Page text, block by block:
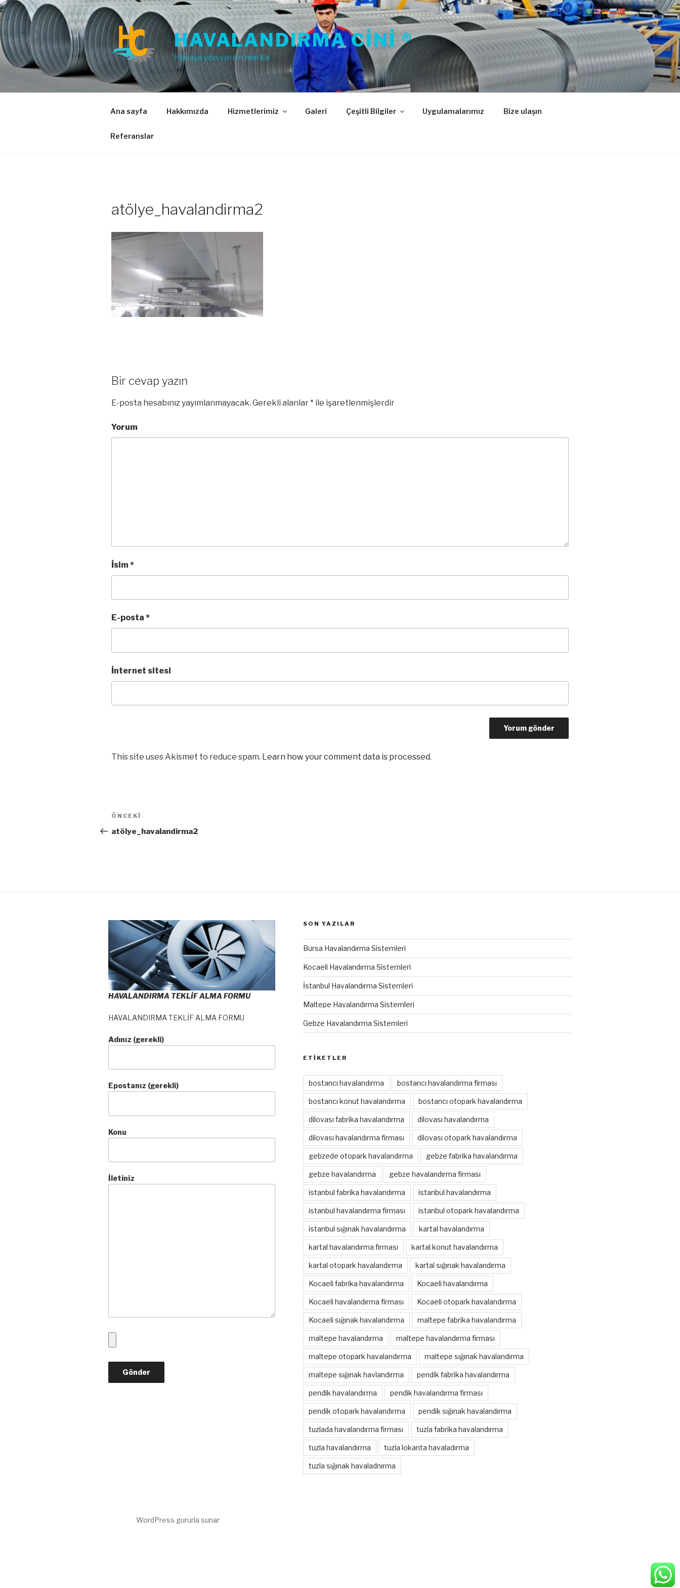
İçeriğe
geç
HAVALANDIRMA CINI ®
Havaya yön veren marka
Ana sayfa Hakkımızda Hizmetlerimiz Galeri Çeşitli Bilgiler Uygulamalarımız Bize ulaşın
Referanslar
atölye_havalandirma2
Bir cevap yazın
E-posta hesabınız yayımlanmayacak. Gerekli alanlar* ile işaretlenmişlerdir
Yorum
İsim*
E-posta *
İnternet sitesi
This site uses Akismet to reduce spam. Learn how your comment data is processed.
Yazı
dolaşımı
Önceki
Yazı
ÖNCEKI
atölye_havalandirma2
HAVALANDIRMA TEKLİF ALMA FORMU
HAVALANDIRMA TEKLİF ALMA FORMU
Adınız (gerekli)
Epostanız (gerekli)
Konu
İletiniz
SON YAZILAR
Bursa Havalandırma Sistemleri
Kocaeli Havalandırma Sistemleri
İstanbul Havalandırma Sistemleri
Maltepe Havalandırma Sistemleri
Gebze Havalandırma Sistemleri
ETIKETLER
bostancı havalandırma bostancı havalandırma firması
bostancı konut havalandırma bostancı otopark havalandırma
dilovası fabrika havalandırma dilovası havalandırma
dilovası havalandırma firması dilovası otopark havalandırma
gebzede otopark havalandırma gebze fabrika havalandırma
gebze havalandırma gebze havalandırma firması
istanbul fabrika havalandırma istanbul havalandırma
istanbul havalandırma firması istanbul otopark havalandırma
istanbul sığınak havalandırma kartal havalandırma
kartal havalandırma firması kartal konut havalandırma
kartal otopark havalandırma kartal sığınak havalandırma
Kocaeli fabrika havalandırma Kocaeli havalandırma
Kocaeli havalandırma firması Kocaeli otopark havalandırma
Kocaeli sığınak havalandırma maltepe fabrika havalandırma
maltepe havalandırma maltepe havalandırma firması
maltepe otopark havalandırma maltepe sığınak havalandırma
maltepe sığınak havlandırma pendik fabrika havalandırma
pendik havalandırma pendik havalandırma firması
pendik otopark havalandırma pendik sığınak havalandırma
tuzlada havalandırma firması tuzla fabrika havalandırma
tuzla havalandırma tuzla lokanta havaladırma
tuzla sığınak havaladnırma
WordPress gururla sunar